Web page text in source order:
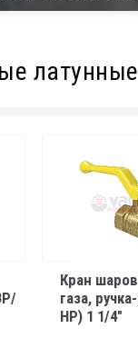
Кран
газа,
НР) 1 1/4"